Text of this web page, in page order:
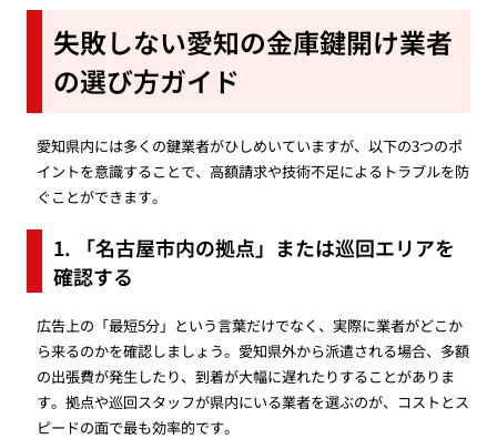
失敗しない愛知の金庫鍵開け業者
の選び方ガイド
愛知県内には多くの鍵業者がひしめいていますが、以下の3つのポ
イントを意識することで、高額請求や技術不足によるトラブルを防
ぐことができます。
1. 「名古屋市内の拠点」または巡回エリアを
確認する
広告上の「最短5分」という言葉だけでなく、実際に業者がどこか
ら来るのかを確認しましょう。愛知県外から派遣される場合、多額
の出張費が発生したり、到着が大幅に遅れたりすることがありま
す。拠点や巡回スタッフが県内にいる業者を選ぶのが、コストとス
ピードの面で最も効率的です。